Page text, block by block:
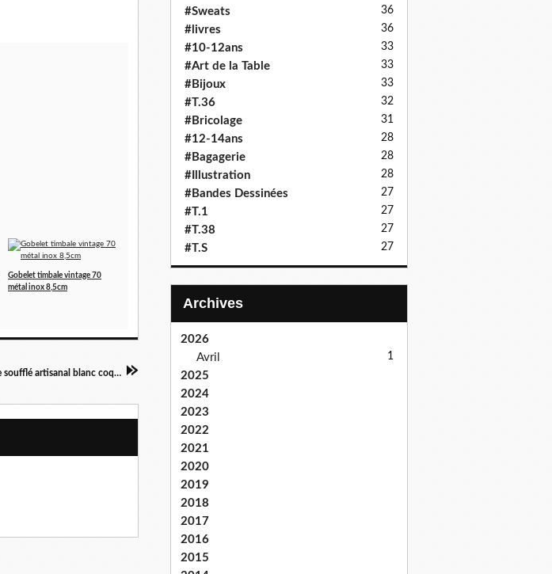
Gobelet timbale vintage 70
métal inox 8,5cm
Petit vase bol verre soufflé artisanal blanc coquelicot 10cm
#Sweats 36
#livres 36
#10-12ans 33
#Art de la Table 33
#Bijoux 33
#T.36 32
#Bricolage 31
#12-14ans 28
#Bagagerie 28
#Illustration 28
#Bandes Dessinées 27
#T.1 27
#T.38 27
#T.S 27
Archives
2026
Avril
1
2025
2024
2023
2022
2021
2020
2019
2018
2017
2016
2015